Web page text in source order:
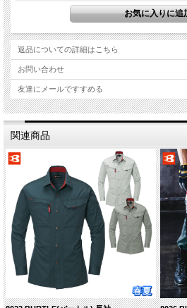
ライトツイル
（綿１００％）
・液体アンモニア加工 （防縮・防シワ・ソフト加
返品についての詳細はこちら
お問い合わせ
友達にメールですすめる
関連商品